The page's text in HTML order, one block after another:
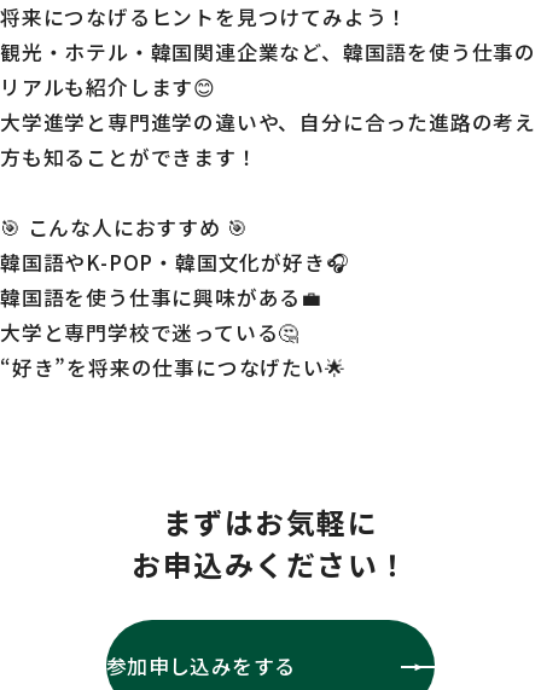
将来につなげるヒントを見つけてみよう！
観光・ホテル・韓国関連企業など、韓国語を使う仕事の
リアルも紹介します😊
大学進学と専門進学の違いや、自分に合った進路の考え
方も知ることができます！
🎯 こんな人におすすめ 🎯
韓国語やK-POP・韓国文化が好き🎧
韓国語を使う仕事に興味がある💼
大学と専門学校で迷っている🤔
“好き”を将来の仕事につなげたい🌟
まずはお気軽に
お申込みください！
参加申し込みをする